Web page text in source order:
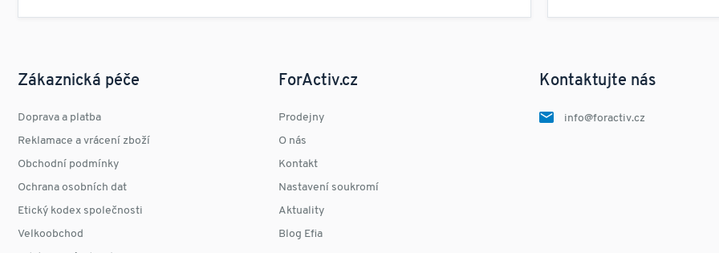
Zákaznická péče
Doprava a platba
Reklamace a vrácení zboží
Obchodní podmínky
Ochrana osobních dat
Etický kodex společnosti
Velkoobchod
ForActiv.cz
Prodejny
O nás
Kontakt
Nastavení soukromí
Aktuality
Blog Efia
Kontaktujte nás
info@foractiv.cz